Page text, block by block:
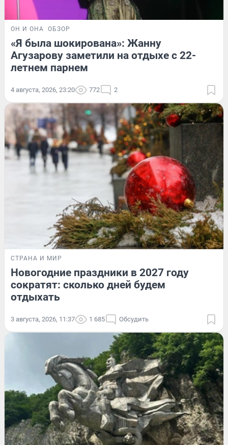
ОН И ОНА ОБЗОР
«Я была шокирована»: Жанну
Агузарову заметили на отдыхе с 22-
летнем парнем
4 августа, 2026, 23:20 772 2
СТРАНА И МИР
Новогодние праздники в 2027 году
сократят: сколько дней будем
отдыхать
3 августа, 2026, 11:37 1 685 Обсудить